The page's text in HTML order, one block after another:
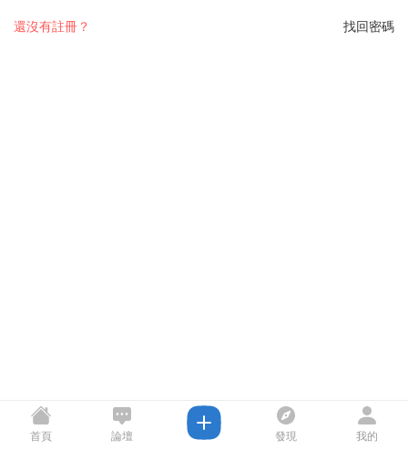
找回密碼
還沒有註冊？
首頁 論壇 發現 我的